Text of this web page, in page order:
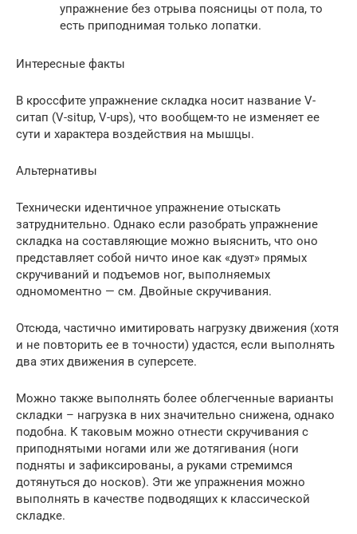
упражнение без отрыва поясницы от пола, то
есть приподнимая только лопатки.
Интересные факты
В кроссфите упражнение складка носит название V-
ситап (V-situp, V-ups), что вообщем-то не изменяет ее
сути и характера воздействия на мышцы.
Альтернативы
Технически идентичное упражнение отыскать
затруднительно. Однако если разобрать упражнение
складка на составляющие можно выяснить, что оно
представляет собой ничто иное как «дуэт» прямых
скручиваний и подъемов ног, выполняемых
одномоментно — см. Двойные скручивания.
Отсюда, частично имитировать нагрузку движения (хотя
и не повторить ее в точности) удастся, если выполнять
два этих движения в суперсете.
Можно также выполнять более облегченные варианты
складки – нагрузка в них значительно снижена, однако
подобна. К таковым можно отнести скручивания с
приподнятыми ногами или же дотягивания (ноги
подняты и зафиксированы, а руками стремимся
дотянуться до носков). Эти же упражнения можно
выполнять в качестве подводящих к классической
складке.